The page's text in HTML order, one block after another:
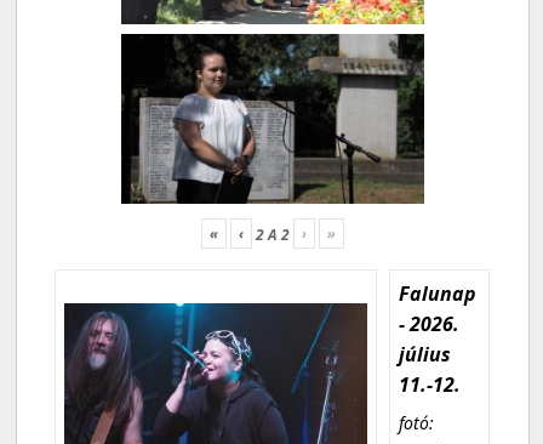
« ‹ 2A2 › »
Falunap
- 2026.
július
11.-12.
fotó: